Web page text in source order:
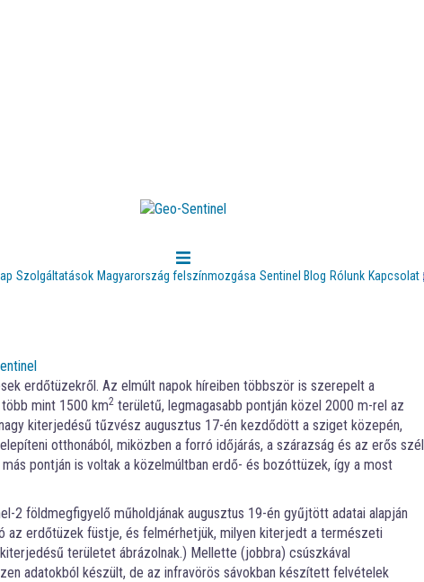
Szolgáltatások Magyarország felszínmozgása Sentinel Blog Rólunk Kapcsolat
erdőtüzekről. Az elmúlt napok híreiben többször is szerepelt a
mint 1500 km2 területű, legmagasabb pontján közel 2000 m-rel az
kiterjedésű tűzvész augusztus 17-én kezdődött a sziget közepén,
otthonából, miközben a forró időjárás, a szárazság és az erős szél
pontján is voltak a közelmúltban erdő- és bozóttüzek, így a most
2 földmegfigyelő műholdjának augusztus 19-én gyűjtött adatai alapján
az erdőtüzek füstje, és felmérhetjük, milyen kiterjedt a természeti
területet ábrázolnak.) Mellette (jobbra) csúszkával
adatokból készült, de az infravörös sávokban készített felvételek